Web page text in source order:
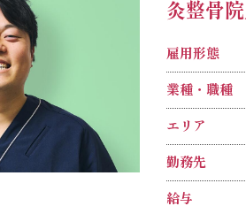
灸整骨
雇用形態
業種・職種
エリア
勤務先
給与